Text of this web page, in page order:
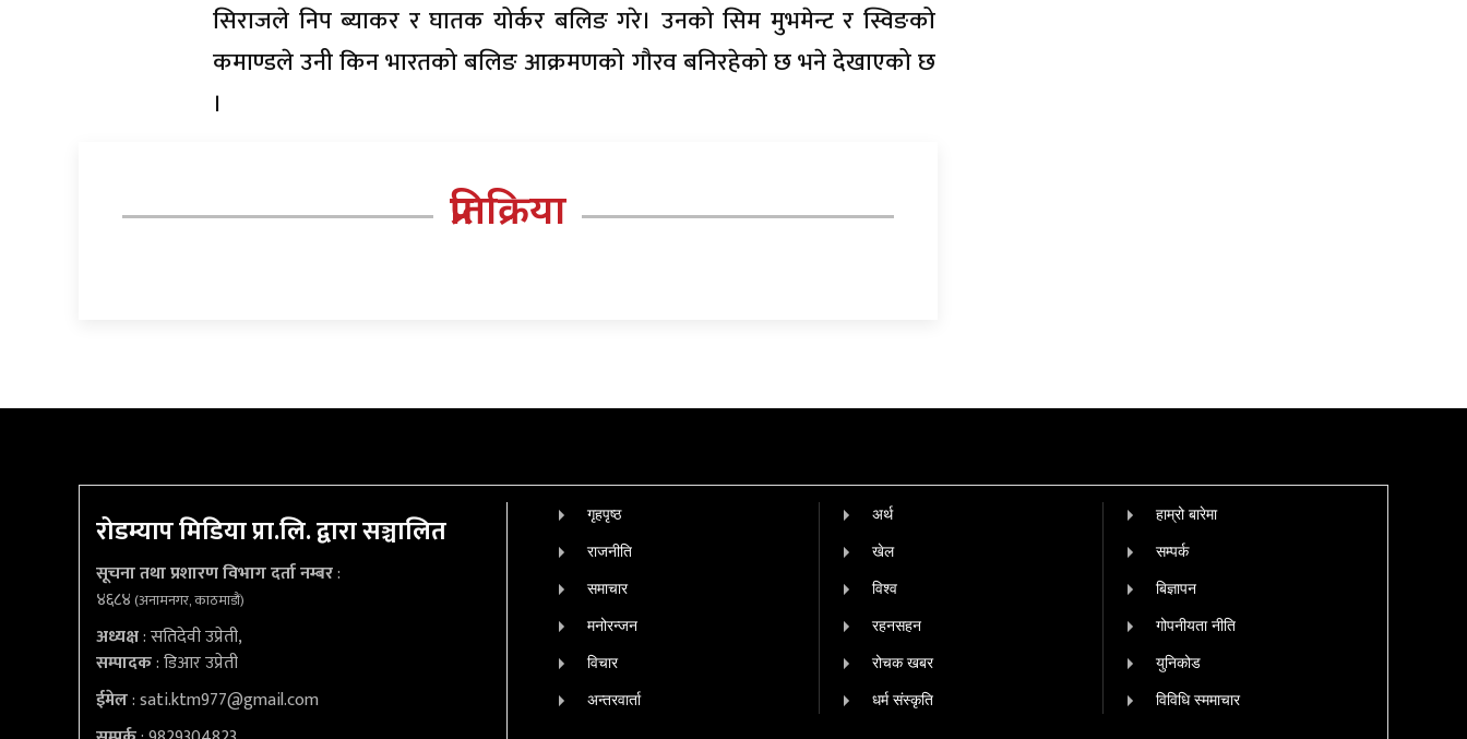
सिराजले निप ब्याकर र घातक योर्कर बलिङ गरे। उनको सिम मुभमेन्ट र स्विङको
कमाण्डले उनी किन भारतको बलिङ आक्रमणको गौरव बनिरहेको छ भने देखाएको छ
।
प्रतिक्रिया
रोडम्याप मिडिया प्रा.लि. द्वारा सञ्चालित
सूचना तथा प्रशारण विभाग दर्ता नम्बर:
४६८४(अनामनगर, काठमाडौं)
अध्यक्ष: सतिदेवी उप्रेती,
सम्पादक: डिआर उप्रेती
ईमेल:sati.ktm977@gmail.com
गृहपृष्‍ठ
राजनीति
समाचार
मनोरन्जन
विचार
अन्तरवार्ता
अर्थ
खेल
विश्व
रहनसहन
रोचक खबर
धर्म संस्कृति
हाम्रो बारेमा
सम्पर्क
बिज्ञापन
गोपनीयता नीति
युनिकोड
विविधि स्ममाचार